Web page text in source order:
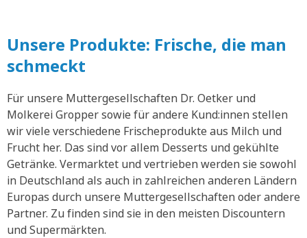
Unsere Produkte: Frische, die man
schmeckt
Für unsere Muttergesellschaften Dr. Oetker und
Molkerei Gropper sowie für andere Kund:innen stellen
wir viele verschiedene Frischeprodukte aus Milch und
Frucht her. Das sind vor allem Desserts und gekühlte
Getränke. Vermarktet und vertrieben werden sie sowohl
in Deutschland als auch in zahlreichen anderen Ländern
Europas durch unsere Muttergesellschaften oder andere
Partner. Zu finden sind sie in den meisten Discountern
und Supermärkten.